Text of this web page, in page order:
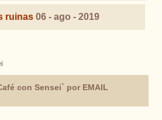
ruinas 06 - ago - 2019
con Sensei` por EMAIL